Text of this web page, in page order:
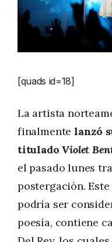
[quads id=18]
La artista
finalmentelanzó
tituladoViolet
el pasado lunes
postergación.
podría ser
poesía, contiene